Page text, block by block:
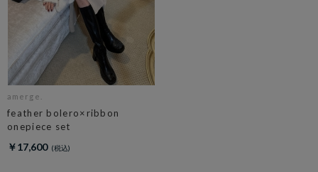
amerge.
feather bolero×ribbon
onepiece set
￥17,600